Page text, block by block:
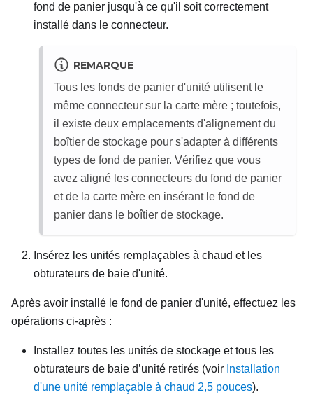
fond de panier jusqu'à ce qu'il soit correctement
installé dans le connecteur.
REMARQUE
Tous les fonds de panier d'unité utilisent le
même connecteur sur la carte mère ; toutefois,
il existe deux emplacements d'alignement du
boîtier de stockage pour s'adapter à différents
types de fond de panier. Vérifiez que vous
avez aligné les connecteurs du fond de panier
et de la carte mère en insérant le fond de
panier dans le boîtier de stockage.
Insérez les unités remplaçables à chaud et les
obturateurs de baie d'unité.
Après avoir installé le fond de panier d'unité, effectuez les
opérations ci-après :
Installez toutes les unités de stockage et tous les
obturateurs de baie d’unité retirés (voir Installation
d'une unité remplaçable à chaud 2,5 pouces).